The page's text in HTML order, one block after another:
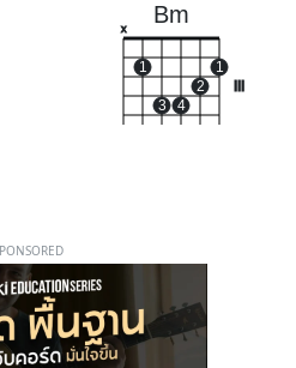
Bm
x
1
3 4
2
1